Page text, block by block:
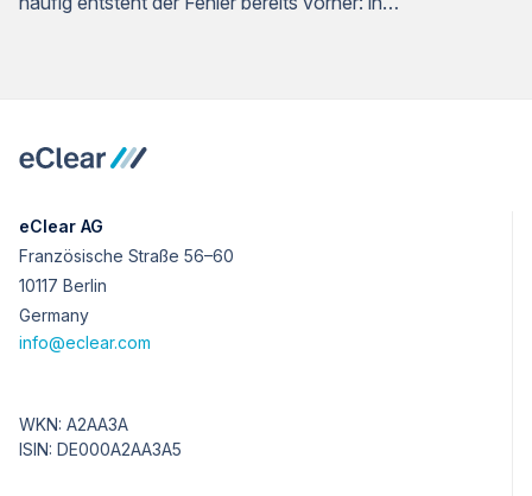
eClear AG
Französische Straße 56–60
10117 Berlin
Germany
info@eclear.com
WKN: A2AA3A
ISIN: DE000A2AA3A5